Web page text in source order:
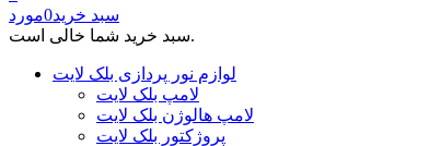
سبد خرید0مورد
سبد خرید شما خالی است.
لوازم نور پردازی بلک لایت
لامپ بلک لایت
لامپ هالوژن بلک لایت
پروژکتور بلک لایت